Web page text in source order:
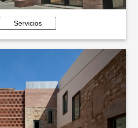
Servicios